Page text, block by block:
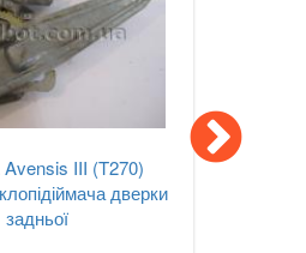
Avensis III (T270)
дверки
задньої